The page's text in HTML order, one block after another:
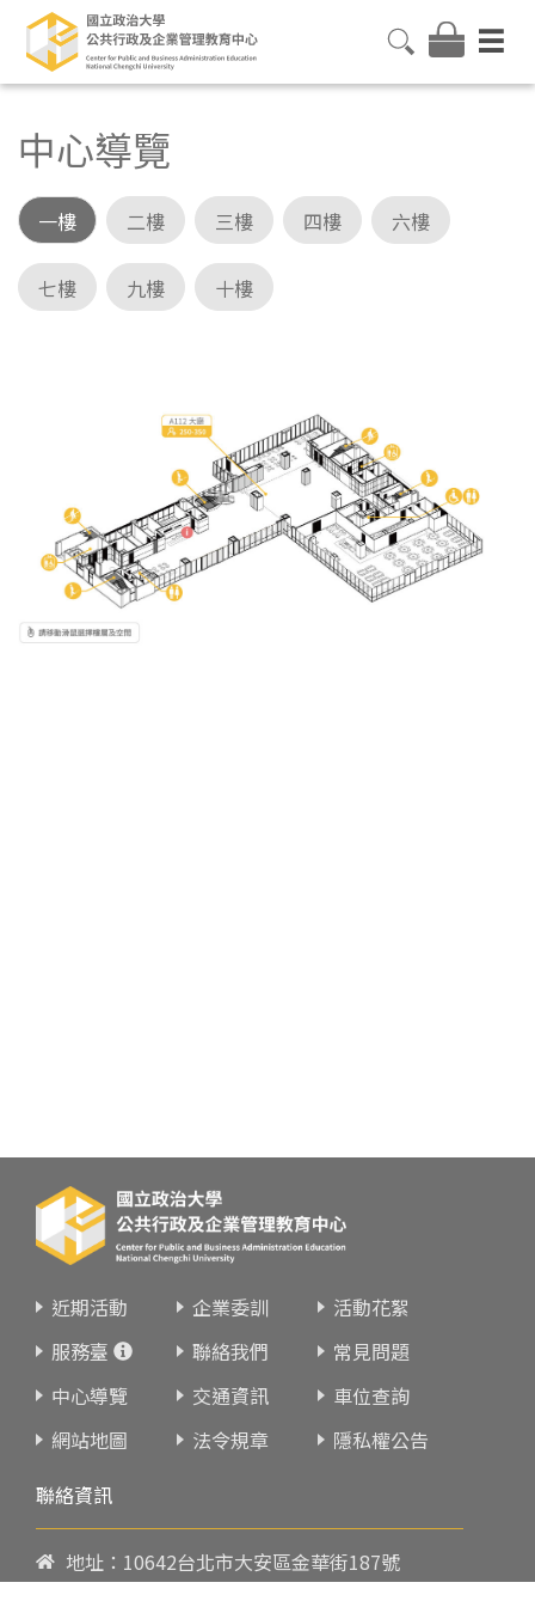
中心導覽
一樓 二樓 三樓 四樓 六樓
七樓 九樓 十樓
近期活動 企業委訓
活動花絮
服務臺
聯絡我們
常見問題
中心導覽
交通資訊
車位查詢
網站地圖
法令規章
隱私權公告
聯絡資訊
地址：10642台北市大安區金華街187號